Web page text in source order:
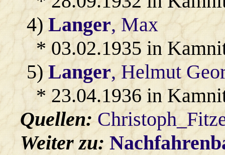
4)Langer, Max
* 03.02.1935 in
5)Langer, Helmut
* 23.04.1936 in
Quellen:
Weiter zu: